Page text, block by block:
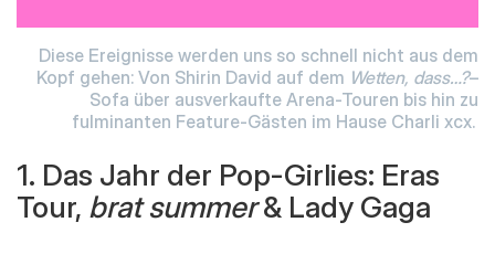
Diese Ereignisse werden uns so schnell nicht aus dem
Kopf gehen: Von Shirin David auf dem Wetten, dass…?–
Sofa über ausverkaufte Arena-Touren bis hin zu
fulminanten Feature-Gästen im Hause Charli xcx.
1. Das Jahr der Pop-Girlies: Eras
Tour, brat summer& Lady Gaga